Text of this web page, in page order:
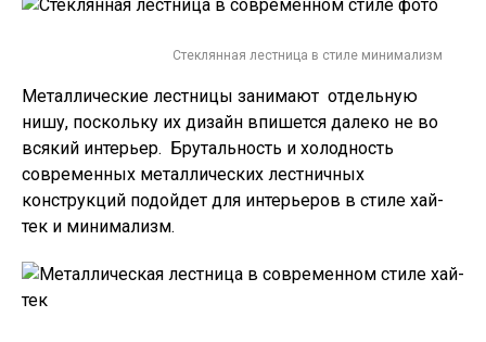
Стеклянная лестница в стиле минимализм
Металлические лестницы занимают отдельную
нишу, поскольку их дизайн впишется далеко не во
всякий интерьер. Брутальность и холодность
современных металлических лестничных
конструкций подойдет для интерьеров в стиле хай-
тек и минимализм.